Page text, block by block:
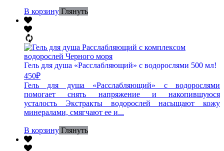
В корзину Глянуть
Гель для душа «Расслабляющий» с водорослями 500 мл!
450₽
Гель для душа «Расслабляющий» с водорослями
помогает снять напряжение и накопившуюся
усталость Экстракты водорослей насыщают кожу
минералами, смягчают ее и...
В корзину Глянуть